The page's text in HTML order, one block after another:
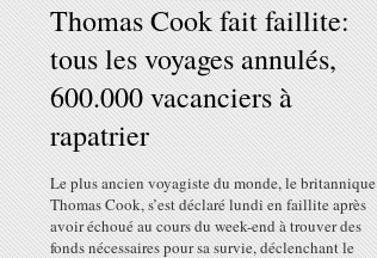
Thomas Cook fait faillite:
tous les voyages annulés,
600.000 vacanciers à
rapatrier
Le plus ancien voyagiste du monde, le britannique
Thomas Cook, s’est déclaré lundi en faillite après
avoir échoué au cours du week-end à trouver des
fonds nécessaires pour sa survie, déclenchant le